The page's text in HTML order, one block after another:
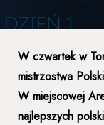
W czwartek w
mistrzostwa
W miejscowej
najlepszych